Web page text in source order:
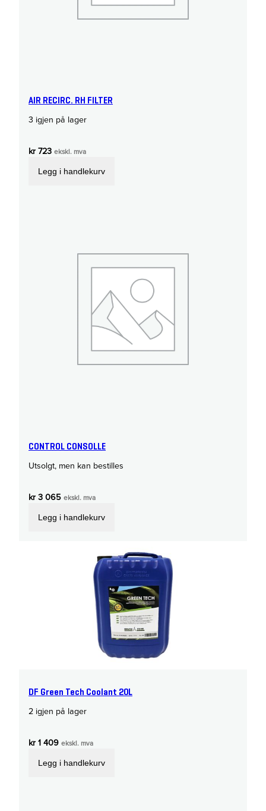
AIR RECIRC. RH FILTER
3 igjen på lager
kr723 ekskl. mva
Legg i handlekurv
CONTROL CONSOLLE
Utsolgt, men kan bestilles
kr3 065 ekskl. mva
Legg i handlekurv
DF Green Tech Coolant 20L
2 igjen på lager
kr1 409 ekskl. mva
Legg i handlekurv